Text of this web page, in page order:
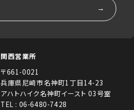
関西営業所
〒661-0021
兵庫県尼崎市名神町1丁目14-23
アハトハイク名神町イースト 03号室
TEL : 06-6480-7428